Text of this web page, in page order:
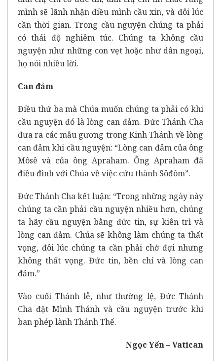
mình sẽ lãnh nhận điều mình cầu xin, và đôi lúc
cần thời gian. Trong cầu nguyện chúng ta phải
có thái độ nghiêm túc. Chúng ta không cầu
nguyện như những con vẹt hoặc như dân ngoại,
họ nói nhiều lời.
Can đảm
Điều thứ ba mà Chúa muốn chúng ta phải có khi
cầu nguyện đó là lòng can đảm. Đức Thánh Cha
đưa ra các mẫu gương trong Kinh Thánh về lòng
can đảm khi cầu nguyện: “Lòng can đảm của ông
Môsê và của ông Apraham. Ông Apraham đã
điều đình với Chúa về việc cứu thành Sôđôm”.
Đức Thánh Cha kết luận: “Trong những ngày này
chúng ta cần phải cầu nguyện nhiều hơn, chúng
ta hãy cầu nguyện bằng đức tin, sự kiên trì và
lòng can đảm. Chúa sẽ không làm chúng ta thất
vọng, đôi lúc chúng ta cần phải chờ đợi nhưng
không thất vọng. Đức tin, bền chí và lòng can
đảm.”
Vào cuối Thánh lễ, như thường lệ, Đức Thánh
Cha đặt Mình Thánh và cầu nguyện trước khi
ban phép lành Thánh Thể.
Ngọc Yến – Vatican